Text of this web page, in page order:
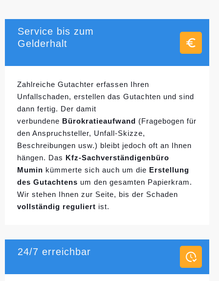
Service bis zum
Gelderhalt
Zahlreiche Gutachter erfassen Ihren
Unfallschaden, erstellen das Gutachten und sind
dann fertig. Der damit
verbundene Bürokratieaufwand (Fragebogen für
den Anspruchsteller, Unfall-Skizze,
Beschreibungen usw.) bleibt jedoch oft an Ihnen
hängen. Das Kfz-Sachverständigenbüro
Mumin kümmerte sich auch um die Erstellung
des Gutachtens um den gesamten Papierkram.
Wir stehen Ihnen zur Seite, bis der Schaden
vollständig reguliert ist.
24/7 erreichbar